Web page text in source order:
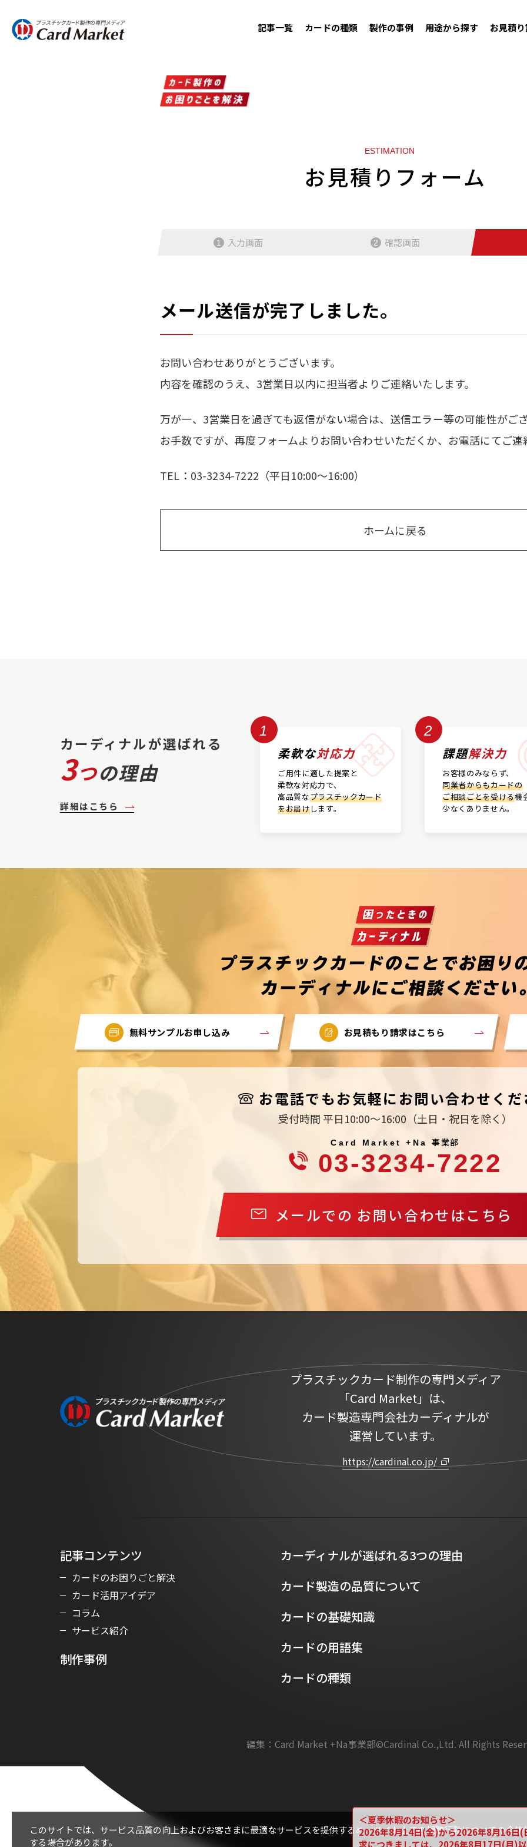
記事一覧 カードの種類 製作の事例 用途から探す お見積
ESTIMATION
お見積りフォーム
1 入力画面 2 確認画面
メール送信が完了しました。
お問い合わせありがとうございます。
内容を確認のうえ、3営業日以内に担当者よりご連絡いたします。
万が一、3営業日を過ぎても返信がない場合は、送信エラー等の可能性がご
お手数ですが、再度フォームよりお問い合わせいただくか、お電話にてご
TEL：03-3234-7222（平日10:00～16:00）
ホームに戻る
カーディナルが選ばれる
3つの理由
詳細はこちら
1
柔軟な対応力
ご用件に適した提案と
柔軟な対応力で、
高品質なプラスチックカード
をお届けします。
2
課題解決力
お客様のみならず、
同業者からもカードの
ご相談ごとを受ける機
少なくありません。
無料サンプルお申し込み お見積もり請求はこちら
お電話でもお気軽にお問い合わせく
受付時間 平日10:00～16:00 （土日・祝日を除く）
Card Market +Na事業部
03-3234-7222
メールでの お問い合わせはこちら
プラスチックカード制作の専門メディア
「Card Market」は、
カード製造専門会社カーディナルが
運営しています。
https://cardinal.co.jp/
記事コンテンツ
カードのお困りごと解決
カード活用アイデア
コラム
サービス紹介
制作事例
カーディナルが選ばれる3つの理由
カード製造の品質について
カードの基礎知識
カードの用語集
カードの種類
編集：Card Market +Na事業部©Cardinal Co.,Ltd. All Rights
＜夏季休暇のお知らせ＞
2026年8月14日(金)から2026年8月16日(
求につきましては、2026年8月17日(月)
このサイトでは、サービス品質の向上およびお客さまに最適なサービスを提供するめ、サイト上での視聴行動についての全
する場合があります。